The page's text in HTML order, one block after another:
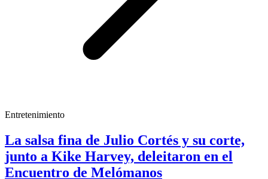
Entretenimiento
La salsa fina de Julio Cortés y su corte,
junto a Kike Harvey, deleitaron en el
Encuentro de Melómanos